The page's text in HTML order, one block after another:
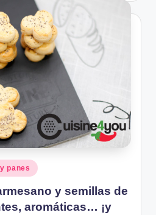
panes
y semillas de
aromáticas… ¡y